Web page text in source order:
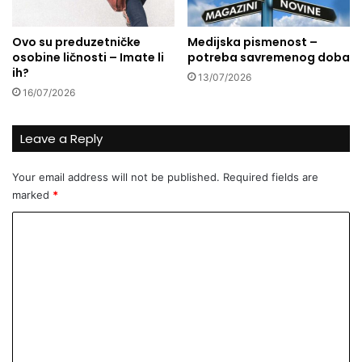
e
i
r
u
i
n
Ovo su preduzetničke
osobine ličnosti – Imate li
ih?
16/07/2026
Medijska pismenost –
potreba savremenog doba
13/07/2026
Leave a Reply
Your email address will not be published. Required fields are
marked *